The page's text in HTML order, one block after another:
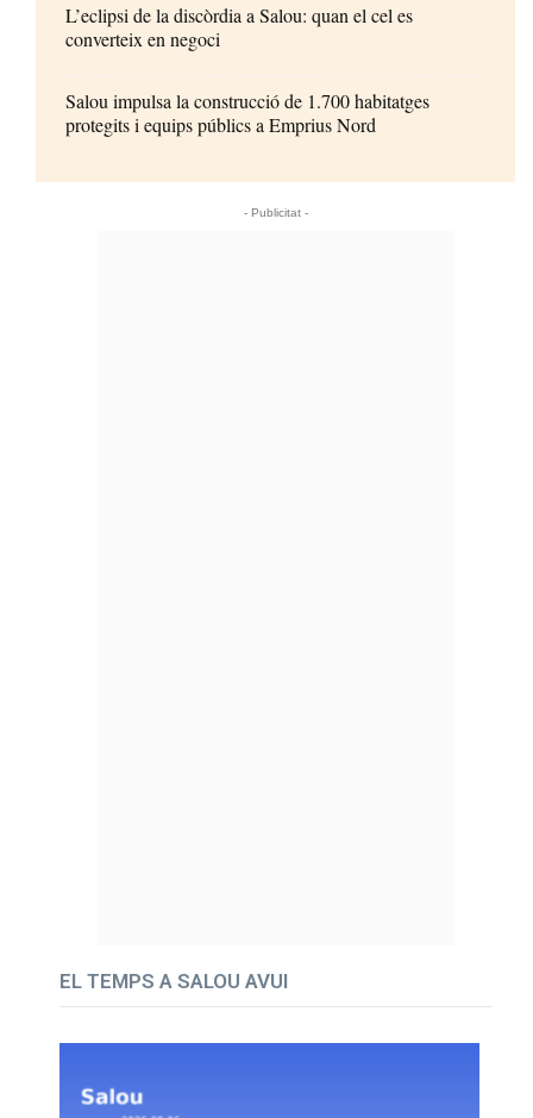
L’eclipsi de la discòrdia a Salou: quan el cel es
converteix en negoci
Salou impulsa la construcció de 1.700 habitatges
protegits i equips públics a Emprius Nord
- Publicitat -
EL TEMPS A SALOU AVUI